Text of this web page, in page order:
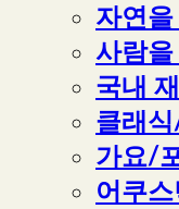
자연
사람
국내
클래
가요/
어쿠